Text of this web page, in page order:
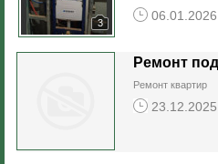
3 06.01.2026
Ремонт
Ремонт квартир
23.12.2025